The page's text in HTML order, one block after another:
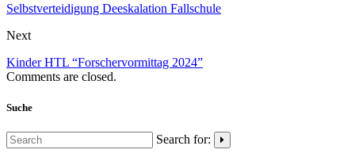
Selbstverteidigung Deeskalation Fallschule
Next
Kinder HTL “Forschervormittag 2024”
Comments are closed.
Suche
Search for: